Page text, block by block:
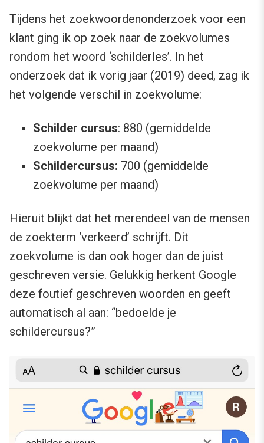
Tijdens het zoekwoordenonderzoek voor een
klant ging ik op zoek naar de zoekvolumes
rondom het woord ‘schilderles’. In het
onderzoek dat ik vorig jaar (2019) deed, zag ik
het volgende verschil in zoekvolume:
Schilder cursus: 880 (gemiddelde
zoekvolume per maand)
Schildercursus: 700 (gemiddelde
zoekvolume per maand)
Hieruit blijkt dat het merendeel van de mensen
de zoekterm ‘verkeerd’ schrijft. Dit
zoekvolume is dan ook hoger dan de juist
geschreven versie. Gelukkig herkent Google
deze foutief geschreven woorden en geeft
automatisch al aan: “bedoelde je
schildercursus?”